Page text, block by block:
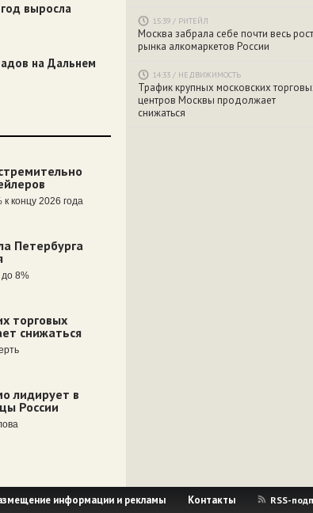
выросла
на Дальнем
концу 2026 года
Петербурга
до 8%
торговых
снижаться
лидирует в
России
15:39 / РИТЕЙЛ
Москва забрала себе почти весь рост
рынка алкомаркетов России
14:33 / НЕДВИЖИМОСТЬ
Трафик крупных московских
центров Москвы продолжает
снижаться
информации и рекламы Контакты RSS-